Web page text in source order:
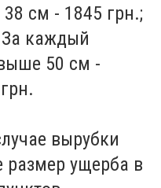
см - 1845 грн.;
За каждый
50 см -
вырубки
размер ущерба в